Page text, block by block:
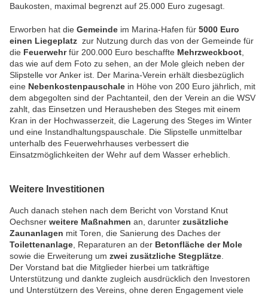
Baukosten, maximal begrenzt auf 25.000 Euro zugesagt.
Erworben hat die Gemeinde im Marina-Hafen für 5000 Euro
einen Liegeplatz zur Nutzung durch das von der Gemeinde für
die Feuerwehrfür 200.000 Euro beschaffte Mehrzweckboot
das wie auf dem Foto zu sehen, an der Mole gleich neben der
Slipstelle vor Anker ist. Der Marina-Verein erhält diesbezüglich
eine Nebenkostenpauschale in Höhe von 200 Euro jährlich, mit
dem abgegolten sind der Pachtanteil, den der Verein an die WSV
zahlt, das Einsetzen und Herausheben des Steges mit einem
Kran in der Hochwasserzeit, die Lagerung des Steges im Winter
und eine Instandhaltungspauschale. Die Slipstelle unmittelbar
unterhalb des Feuerwehrhauses verbessert die
Einsatzmöglichkeiten der Wehr auf dem Wasser erheblich.
Weitere Investitionen
Auch danach stehen nach dem Bericht von Vorstand Knut
Oechsner weitere Maßnahmen an, darunter zusätzliche
Zaunanlagen mit Toren, die Sanierung des Daches der
Toilettenanlage, Reparaturen an der Betonfläche der Mole
sowie die Erweiterung um zwei zusätzliche Stegplätze.
Der Vorstand bat die Mitglieder hierbei um tatkräftige
Unterstützung und dankte zugleich ausdrücklich den Investoren
und Unterstützern des Vereins, ohne deren Engagement viele